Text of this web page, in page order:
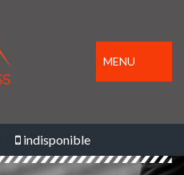
MENU
indisponible